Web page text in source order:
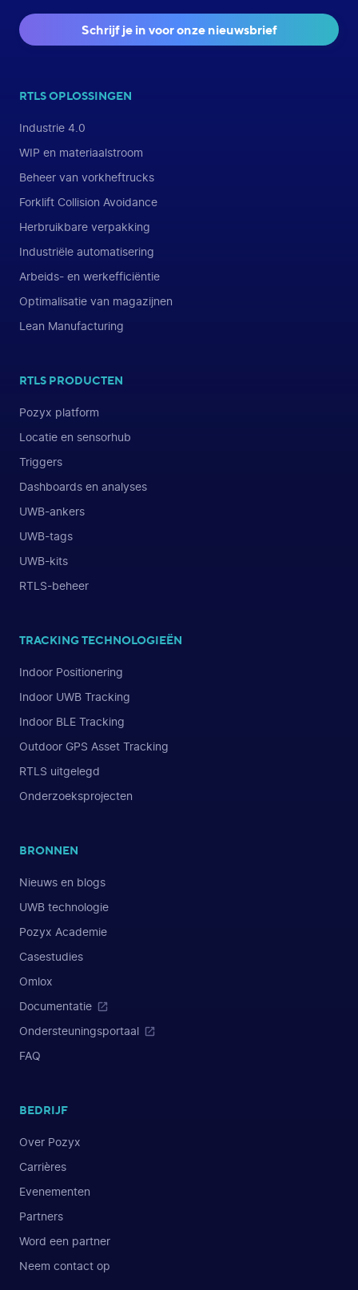
Schrijf je in voor onze nieuwsbrief
RTLS OPLOSSINGEN
Industrie 4.0
WIP en materiaalstroom
Beheer van vorkheftrucks
Forklift Collision Avoidance
Herbruikbare verpakking
Industriële automatisering
Arbeids- en werkefficiëntie
Optimalisatie van magazijnen
Lean Manufacturing
RTLS PRODUCTEN
Pozyx platform
Locatie en sensorhub
Triggers
Dashboards en analyses
UWB-ankers
UWB-tags
UWB-kits
RTLS-beheer
TRACKING TECHNOLOGIEËN
Indoor Positionering
Indoor UWB Tracking
Indoor BLE Tracking
Outdoor GPS Asset Tracking
RTLS uitgelegd
Onderzoeksprojecten
BRONNEN
Nieuws en blogs
UWB technologie
Pozyx Academie
Casestudies
Omlox
Documentatie
Ondersteuningsportaal
FAQ
BEDRIJF
Over Pozyx
Carrières
Evenementen
Partners
Word een partner
Neem contact op